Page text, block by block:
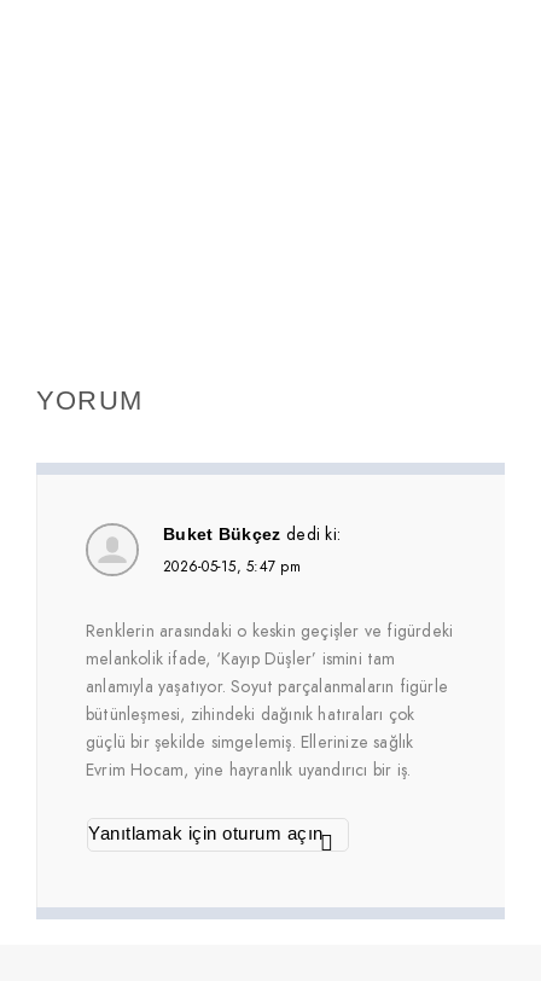
YORUM
Buket Bükçez dedi ki:
2026-05-15, 5:47 pm
Renklerin arasındaki o keskin geçişler ve figürdeki
melankolik ifade, ‘Kayıp Düşler’ ismini tam
anlamıyla yaşatıyor. Soyut parçalanmaların figürle
bütünleşmesi, zihindeki dağınık hatıraları çok
güçlü bir şekilde simgelemiş. Ellerinize sağlık
Evrim Hocam, yine hayranlık uyandırıcı bir iş.
Yanıtlamak için oturum açın